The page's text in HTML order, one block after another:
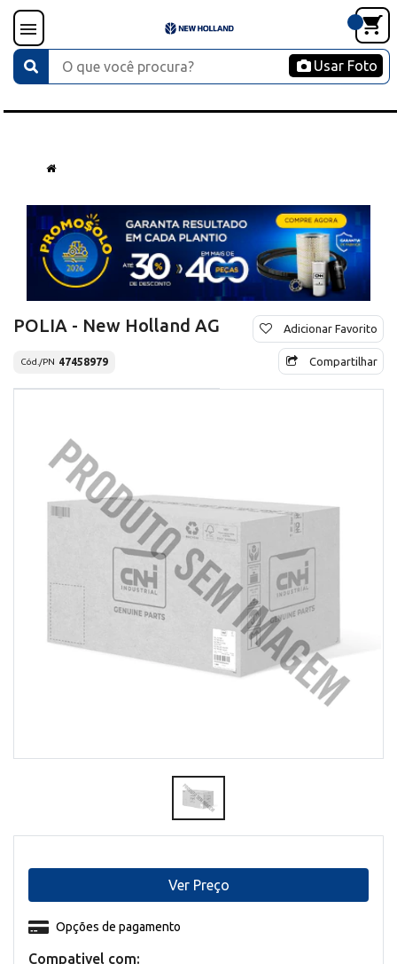
Usar Foto
POLIA - New Holland AG
Cód./PN 47458979
Adicionar Favorito
Compartilhar
Compativel com:
Opções de pagamento
Ver Preço